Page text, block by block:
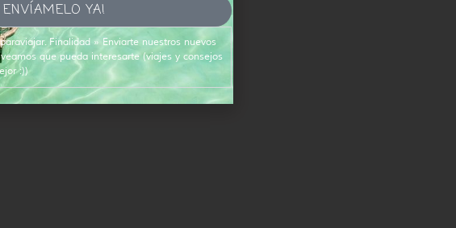
ENVÍAMELO YA!
Finalidad » Enviarte nuestros nuevos
que pueda interesarte (viajes y consejos
:))